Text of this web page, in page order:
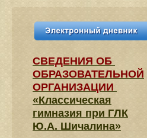
СВЕДЕНИЯ​ ОБ
ОБРАЗОВАТЕЛЬНОЙ
ОРГАНИЗАЦИИ
«Классическая
гимназия при ГЛК
Ю.А. Шичалина»